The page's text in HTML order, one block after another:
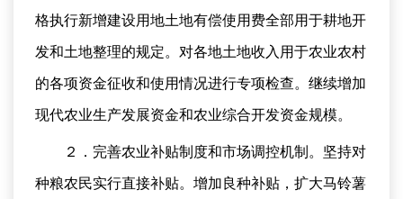
格执行新增建设用地土地有偿使用费全部用于耕地开
发和土地整理的规定。对各地土地收入用于农业农村
的各项资金征收和使用情况进行专项检查。继续增加
现代农业生产发展资金和农业综合开发资金规模。
２．完善农业补贴制度和市场调控机制。坚持对
种粮农民实行直接补贴。增加良种补贴，扩大马铃薯